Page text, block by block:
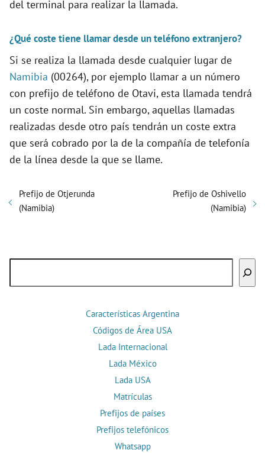
del terminal para realizar la llamada.
¿Qué coste tiene llamar desde un teléfono extranjero?
Si se realiza la llamada desde cualquier lugar de
Namibia (00264), por ejemplo llamar a un número
con prefijo de teléfono de Otavi, esta llamada tendrá
un coste normal. Sin embargo, aquellas llamadas
realizadas desde otro país tendrán un coste extra
que será cobrado por la de la compañía de telefonía
de la línea desde la que se llame.
Prefijo de Otjerunda
(Namibia)
Prefijo de Oshivello
(Namibia)
Características Argentina
Códigos de Área USA
Lada Internacional
Lada México
Lada USA
Matrículas
Prefijos de países
Prefijos telefónicos
Whatsapp